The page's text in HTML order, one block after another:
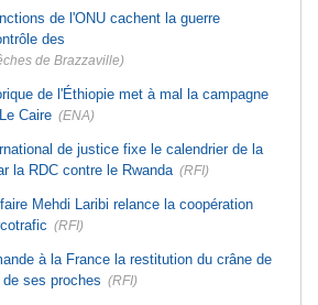
de l'ONU cachent la guerre
des
de Brazzaville)
de l'Éthiopie met à mal la campagne
Caire (ENA)
de justice fixe le calendrier de la
la RDC contre le Rwanda (RFI)
Mehdi Laribi relance la coopération
(RFI)
à la France la restitution du crâne de
ses proches (RFI)